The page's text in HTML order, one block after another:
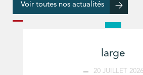
Voir toutes nos actualités
large
20 JUILLET 2026